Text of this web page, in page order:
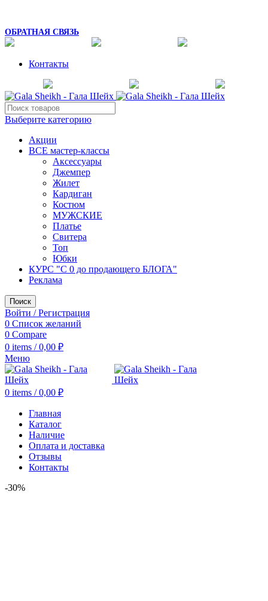
ОБРАТНАЯ СВЯЗЬ
Контакты
Выберите категорию
Акции
ВСЕ мастер-классы
Аксессуары
Джемпер
Жилет
Кардиган
Костюм
МУЖСКИЕ
Платье
Свитера
Топ
Юбки
КУРС "С 0 до продающего БЛОГА"
Реклама
Поиск
Войти / Регистрация
0 Список желаний
0 Compare
0 items / 0,00 ₽
Меню
0 items / 0,00 ₽
Главная
Каталог
Наличие
Оплата и доставка
Отзывы
Контакты
-30%